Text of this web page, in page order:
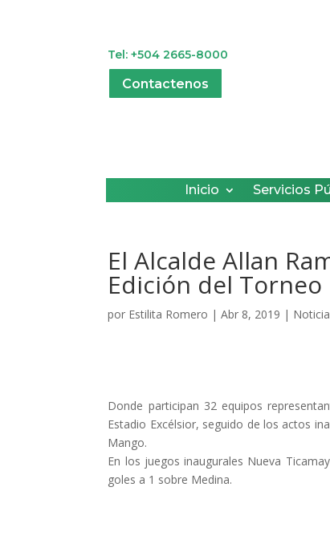
Tel: +504 2665-8000
Contactenos
Inicio Servicios
El Alcalde Allan
Edición del
por Estilita Romero |Abr 8, 2019 |
Donde participan 32 equipos
Estadio Excélsior, seguido de los actos
Mango.
En los juegos inaugurales Nueva
goles a 1 sobre Medina.